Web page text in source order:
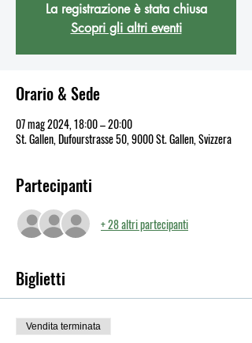
La registrazione è stata chiusa
Scopri gli altri eventi
Orario & Sede
07 mag 2024, 18:00 – 20:00
St. Gallen, Dufourstrasse 50, 9000 St. Gallen, Svizzera
Partecipanti
+ 28 altri partecipanti
Biglietti
Vendita terminata